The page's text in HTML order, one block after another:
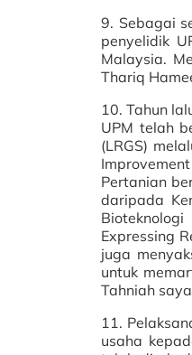
9. Sebagai
penyelidik
Malaysia.
Thariq
10. Tahun
UPM telah
(LRGS)
Pertanian
daripada
Expressing
juga
untuk
Tahniah
11.
usaha